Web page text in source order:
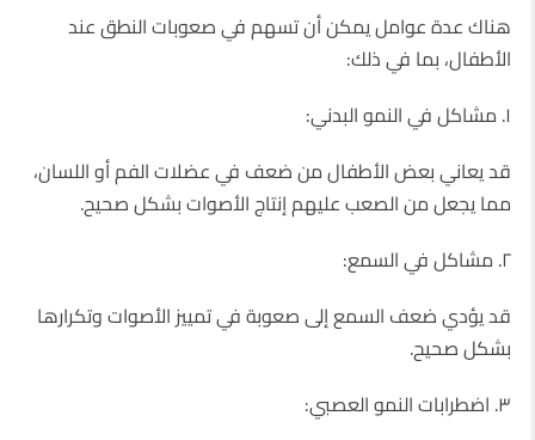
هناك عدة عوامل يمكن أن تسهم في صعوبات النطق عند
الأطفال، بما في ذلك:
١. مشاكل في النمو البدني:
قد يعاني بعض الأطفال من ضعف في عضلات الفم أو اللسان،
مما يجعل من الصعب عليهم إنتاج الأصوات بشكل صحيح.
٢. مشاكل في السمع:
قد يؤدي ضعف السمع إلى صعوبة في تمييز الأصوات وتكرارها
بشكل صحيح.
٣. اضطرابات النمو العصبي: